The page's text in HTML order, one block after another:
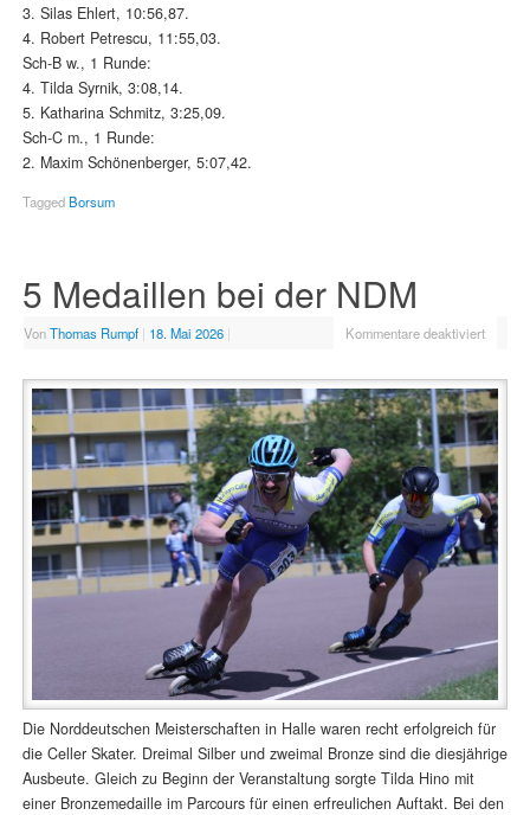
3. Silas Ehlert, 10:56,87.
4. Robert Petrescu, 11:55,03.
Sch-B w., 1 Runde:
4. Tilda Syrnik, 3:08,14.
5. Katharina Schmitz, 3:25,09.
Sch-C m., 1 Runde:
2. Maxim Schönenberger, 5:07,42.
TaggedBorsum
5 Medaillen bei der NDM
VonThomas Rumpf | 18. Mai 2026 | Kommentare deaktiviert
Die Norddeutschen Meisterschaften in Halle waren recht erfolgreich für
die Celler Skater. Dreimal Silber und zweimal Bronze sind die diesjährige
Ausbeute. Gleich zu Beginn der Veranstaltung sorgte Tilda Hino mit
einer Bronzemedaille im Parcours für einen erfreulichen Auftakt. Bei den